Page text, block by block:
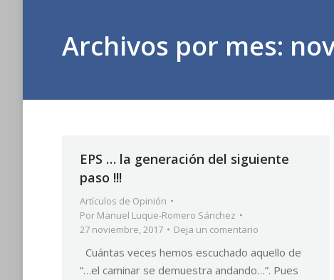
Archivos por mes:
EPS … la generación del siguiente
paso !!!
Artículos de Opinión
Por Manuel Luque-Romero Sánchez
27 noviembre, 2017
Deja un comentario
Cuántas veces hemos escuchado aquello de
“…el caminar se demuestra andando…”. Pues